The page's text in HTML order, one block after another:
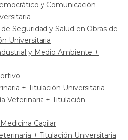
y Comunicación
Seguridad y Salud en Obras de
Universitaria
y Medio Ambiente +
+ Titulación Universitaria
Veterinaria + Titulación
Capilar
+ Titulación Universitaria